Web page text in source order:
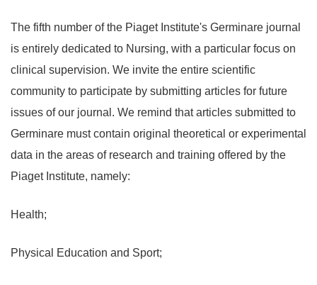
The fifth number of the Piaget Institute's Germinare journal
is entirely dedicated to Nursing, with a particular focus on
clinical supervision. We invite the entire scientific
community to participate by submitting articles for future
issues of our journal. We remind that articles submitted to
Germinare must contain original theoretical or experimental
data in the areas of research and training offered by the
Piaget Institute, namely:
Health;
Physical Education and Sport;